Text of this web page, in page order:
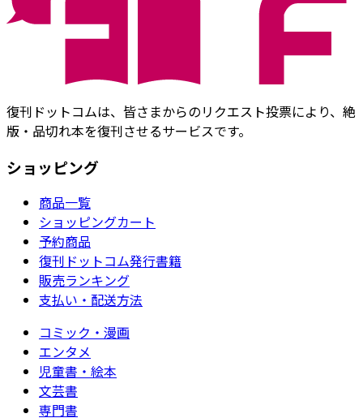
復刊ドットコムは、皆さまからのリクエスト投票により、絶
版・品切れ本を復刊させるサービスです。
ショッピング
商品一覧
ショッピングカート
予約商品
復刊ドットコム発行書籍
販売ランキング
支払い・配送方法
コミック・漫画
エンタメ
児童書・絵本
文芸書
専門書